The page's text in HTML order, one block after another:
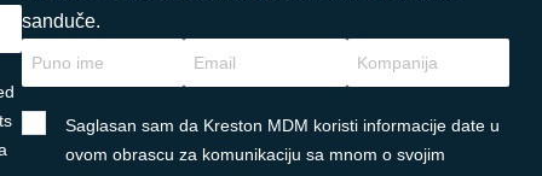
sanduče.
Saglasan sam da Kreston MDM koristi informacije date u
ovom obrascu za komunikaciju sa mnom o svojim